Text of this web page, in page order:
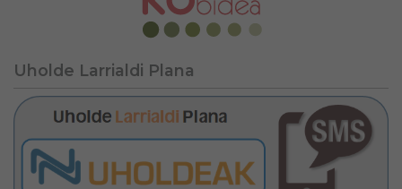
Uholde Larrialdi Plana